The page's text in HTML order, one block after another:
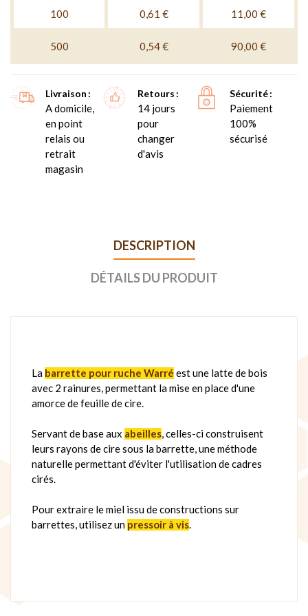
100 0,61 € 11,00 €
500 0,54 € 90,00 €
Livraison
A domicile,
en point
relais ou
retrait
magasin
Retours
14 jours
pour
changer
d'avis
Sécurité
Paiement
100%
sécurisé
DESCRIPTION
DÉTAILS DU PRODUIT
La barrette pour ruche Warré est une latte de bois
avec 2 rainures, permettant la mise en place d'une
amorce de feuille de cire.
Servant de base aux abeilles, celles-ci construisent
leurs rayons de cire sous la barrette, une méthode
naturelle permettant d'éviter l'utilisation de cadres
cirés.
Pour extraire le miel issu de constructions sur
barrettes, utilisez un pressoir à vis.